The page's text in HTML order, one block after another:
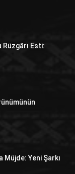
Rüzgârı Esti:
Müjde: Yeni Şarkı